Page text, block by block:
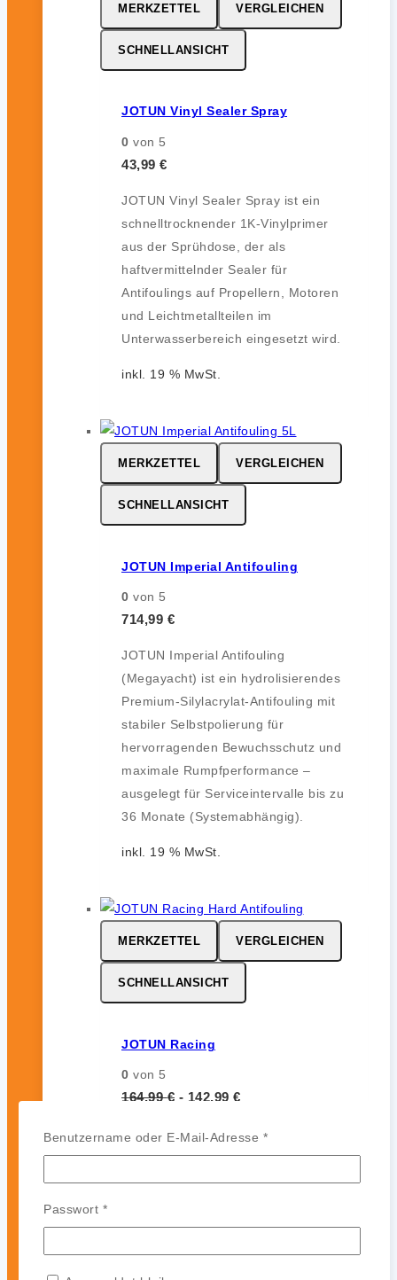
MERKZETTEL VERGLEICHEN
SCHNELLANSICHT
JOTUN Vinyl Sealer Spray
0 von 5
43,99 €
JOTUN Vinyl Sealer Spray ist ein
schnelltrocknender 1K-Vinylprimer
aus der Sprühdose, der als
haftvermittelnder Sealer für
Antifoulings auf Propellern, Motoren
und Leichtmetallteilen im
Unterwasserbereich eingesetzt wird.
inkl. 19 % MwSt.
MERKZETTEL VERGLEICHEN
SCHNELLANSICHT
JOTUN Imperial Antifouling
0 von 5
714,99 €
JOTUN Imperial Antifouling
(Megayacht) ist ein hydrolisierendes
Premium-Silylacrylat-Antifouling mit
stabiler Selbstpolierung für
hervorragenden Bewuchsschutz und
maximale Rumpfperformance –
ausgelegt für Serviceintervalle bis zu
36 Monate (Systemabhängig).
inkl. 19 % MwSt.
MERKZETTEL VERGLEICHEN
SCHNELLANSICHT
JOTUN Racing
0 von 5
164,99€ - 142,99 €
JOTUN Racing ist ein
leistungsstarkes Hartantifouling für
Hochgeschwindigkeits- und
glatte und polierfähige Oberfläche
Benutzername oder E-Mail-Adresse *Erforderlich
Passwort *Erforderlich